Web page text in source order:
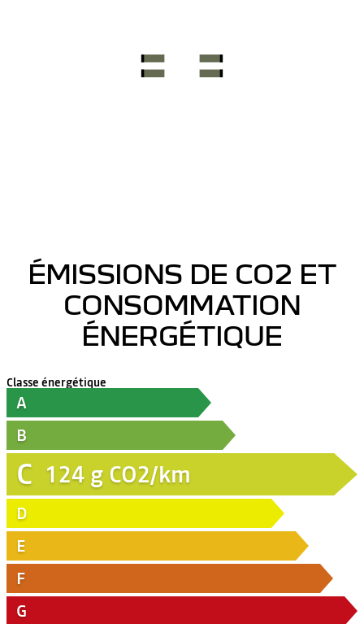
ÉMISSIONS DE CO2 ET
CONSOMMATION
ÉNERGÉTIQUE
Classe énergétique
A
B
C 124 g CO2/km
D
E
F
G